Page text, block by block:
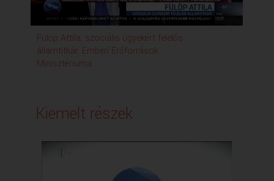
Fülöp Attila, szociális ügyekért felelős
államtitkár, Emberi Erőforrások
Minisztériuma
Kiemelt részek